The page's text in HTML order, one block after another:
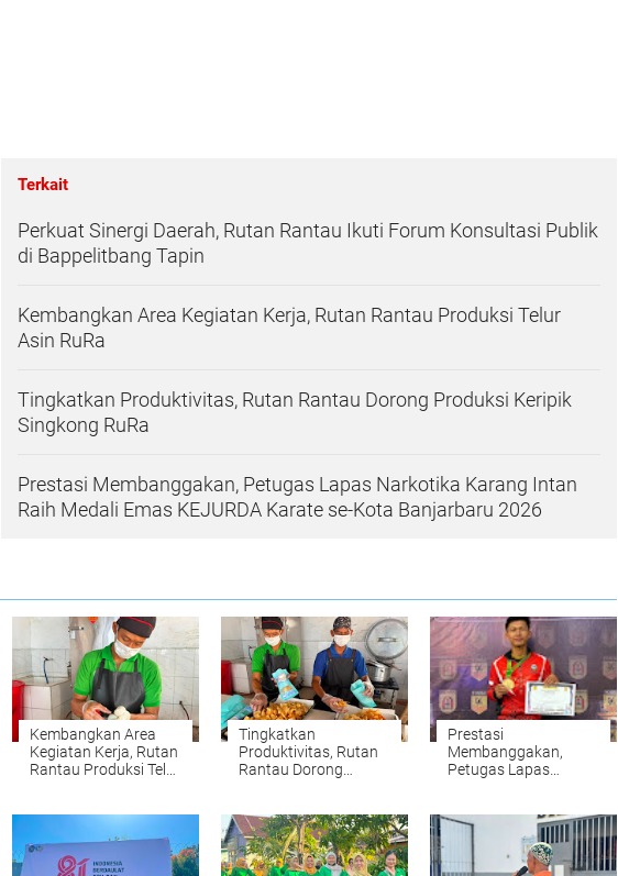
Terkait
Perkuat Sinergi Daerah, Rutan Rantau Ikuti Forum Konsultasi Publik
di Bappelitbang Tapin
Kembangkan Area Kegiatan Kerja, Rutan Rantau Produksi Telur
Asin RuRa
Tingkatkan Produktivitas, Rutan Rantau Dorong Produksi Keripik
Singkong RuRa
Prestasi Membanggakan, Petugas Lapas Narkotika Karang Intan
Raih Medali Emas KEJURDA Karate se-Kota Banjarbaru 2026
Kembangkan Area
Kegiatan Kerja, Rutan
Rantau Produksi Telur
Tingkatkan
Produktivitas, Rutan
Rantau Dorong
Prestasi
Membanggakan,
Petugas Lapas
Emas KEJURDA
Karate se-Kota
Banjarbaru 2026